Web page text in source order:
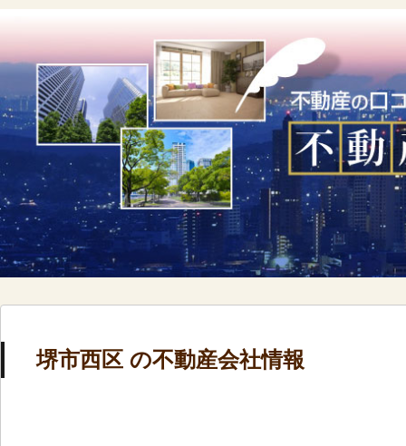
堺市西区 の不動産会社情報